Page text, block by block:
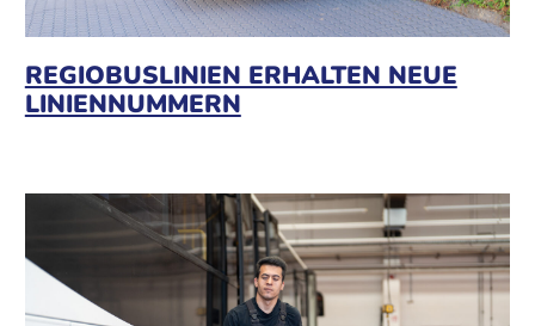
REGIOBUSLINIEN ERHALTEN NEUE
LINIENNUMMERN